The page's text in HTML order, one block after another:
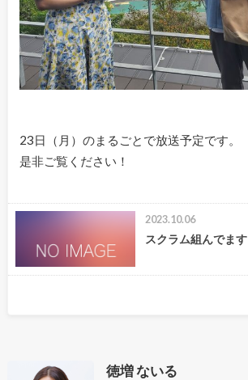
23日（月）のまるごとで放送予定です。
是非ご覧ください！
2023.10.06
スクラム組んでます
徳増 ないる